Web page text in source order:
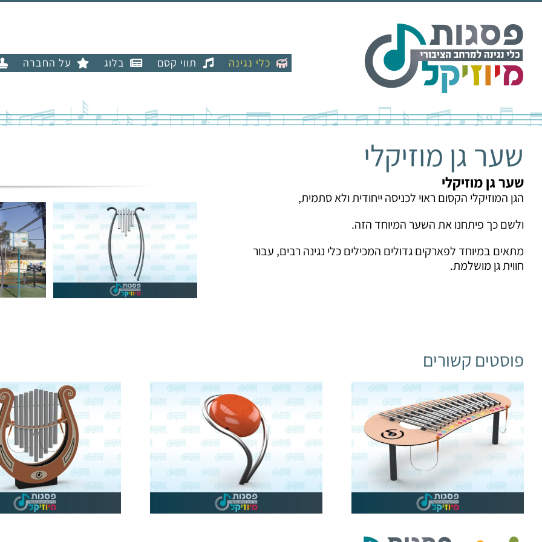
דלג
כלי נגינה תווי קסם בלוג על החברה
שער גן מוזיקלי
שער גן מוזיקלי
הגן המוזיקלי הקסום ראוי לכניסה ייחודית ולא סתמית,
ולשם כך פיתחנו את השער המיוחד הזה.
מתאים במיוחד לפארקים גדולים המכילים כלי נגינה רבים, עבור
חווית גן מושלמת.
פוסטים קשורים
קסילופון תופה